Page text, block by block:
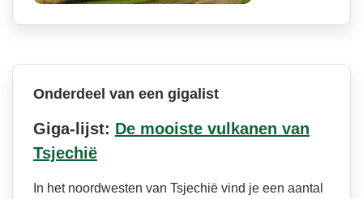
Onderdeel van een gigalist
Giga-lijst: De mooiste vulkanen van
Tsjechië
In het noordwesten van Tsjechië vind je een aantal